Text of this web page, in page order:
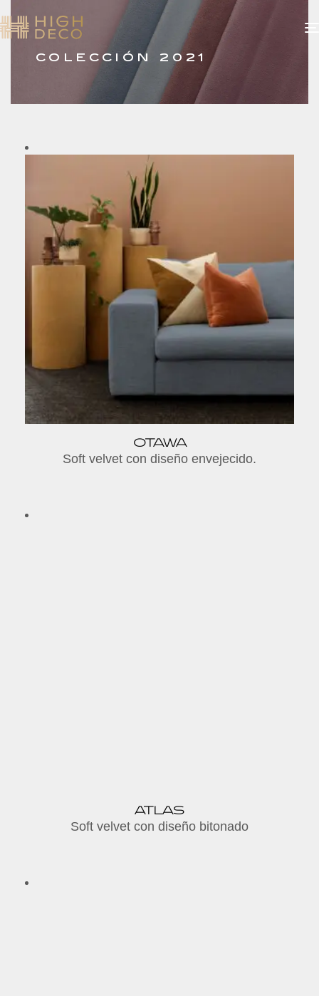
COLECCIÓN 2021
OTAWA
Soft velvet con diseño envejecido.
ATLAS
Soft velvet con diseño bitonado